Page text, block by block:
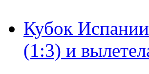
Кубок
(1:3) и